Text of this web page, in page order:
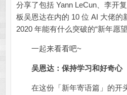
分享了包括 Yann LeCun、李开
板吴恩达在内的 10 位 AI 大佬的
2020 年能有什么突破的“新年愿望
一起来看看吧~
吴恩达：保持学习和好奇心
在这份「新年寄语篇」的开